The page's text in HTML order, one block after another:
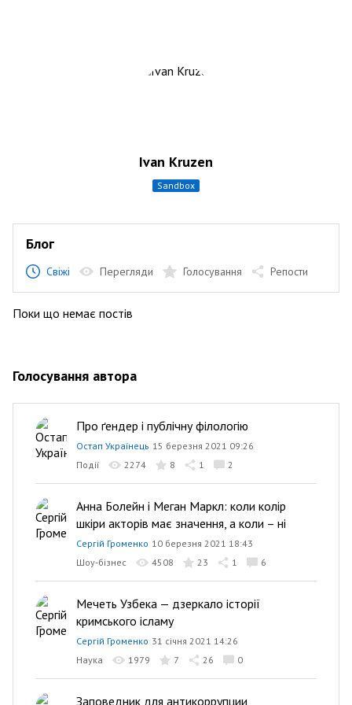
Ivan Kruzen
sandbox
Блог
Свіжі Перегляди Голосування Репости
Поки що немає постів
Голосування автора
Про ґендер і публічну філологію
Остап Українець 15 березня 2021 09:26
Події
2274 8 1 2
Анна Болейн і Меган Маркл: коли колір
шкіри акторів має значення, а коли – ні
Сергій Громенко 10 березня 2021 18:43
Шоу-бізнес
4508 23 1 6
Мечеть Узбека — дзеркало історії
кримського ісламу
Сергій Громенко 31 січня 2021 14:26
Наука
1979 7 26 0
Заповедник для антикоррупции